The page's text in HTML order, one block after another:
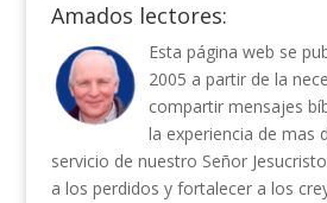
Amados lectores:
Esta página web se
2005 a partir de la
compartir mensajes
la experiencia de mas
servicio de nuestro Señor
a los perdidos y fortalecer a los